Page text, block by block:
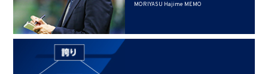
MORIYASU Hajime MEMO